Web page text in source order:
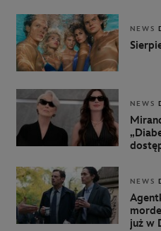
NEWS
NEWS
NEWS
już w